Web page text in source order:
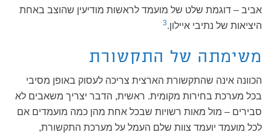
אביב – דוגמת שלט של מועמד לראשות מודיעין שהוצב באחת
היציאות של נתיבי איילון.3
משימתה של התקשורת
הכוונה אינה שהתקשורת הארצית צריכה לעסוק באופן מסיבי
בכל מערכת בחירות מקומית. ראשית, הדבר יצריך משאבים לא
סבירים – מול מאות רשויות שבכל אחת מהן כמה מועמדים אם
לכל מועמד יועמד צוות שלם העמל על מערכת התקשורת,